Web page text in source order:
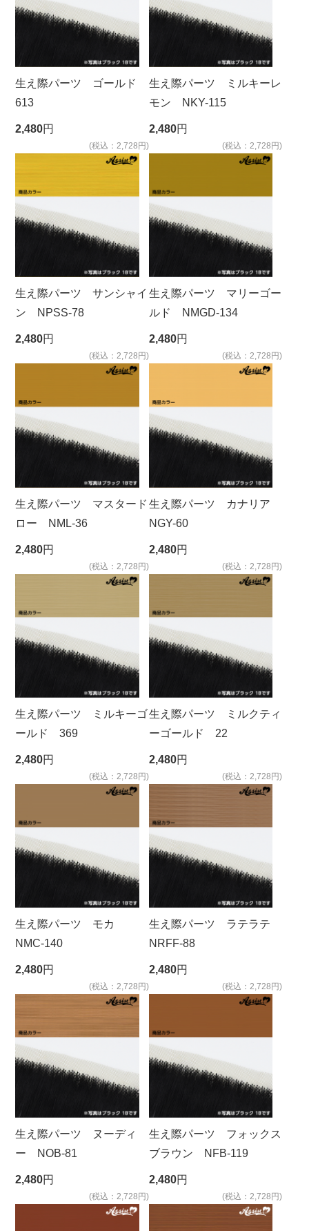
生え際パーツ ゴールド
613
2,480円
(税込：2,728円)
生え際パーツ ミルキーレ
モン NKY-115
2,480円
(税込：2,728円)
生え際パーツ サンシャイ
ン NPSS-78
2,480円
(税込：2,728円)
生え際パーツ マリーゴー
ルド NMGD-134
2,480円
(税込：2,728円)
生え際パーツ マスタード
ロー NML-36
2,480円
(税込：2,728円)
生え際パーツ カナリア
NGY-60
2,480円
(税込：2,728円)
生え際パーツ ミルキーゴ
ールド 369
2,480円
(税込：2,728円)
生え際パーツ ミルクティ
ーゴールド 22
2,480円
(税込：2,728円)
生え際パーツ モカ
NMC-140
2,480円
(税込：2,728円)
生え際パーツ ラテラテ
NRFF-88
2,480円
(税込：2,728円)
生え際パーツ ヌーディ
ー NOB-81
2,480円
(税込：2,728円)
生え際パーツ フォックス
ブラウン NFB-119
2,480円
(税込：2,728円)